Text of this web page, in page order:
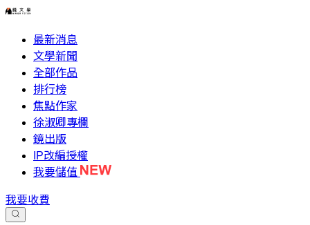
最新消息
文學新聞
全部作品
排行榜
焦點作家
徐淑卿專欄
鏡出版
IP改編授權
我要儲值
我要收費